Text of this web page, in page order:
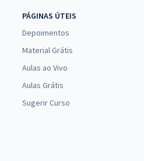
PÁGINAS ÚTEIS
Depoimentos
Material Grátis
Aulas ao Vivo
Aulas Grátis
Sugerir Curso